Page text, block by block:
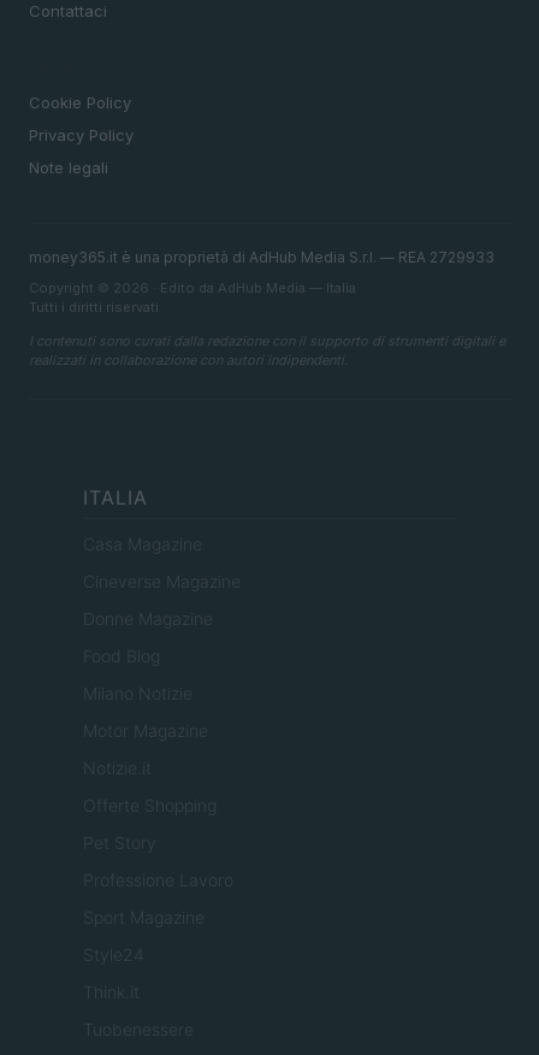
Contattaci
Cookie Policy
Privacy Policy
Note legali
money365.it è una proprietà di AdHub Media S.r.l. — REA 2729933
Copyright © 2026 · Edito da AdHub Media — Italia
Tutti i diritti riservati
I contenuti sono curati dalla redazione con il supporto di strumenti digitali e
realizzati in collaborazione con autori indipendenti.
ITALIA
Casa Magazine
Cineverse Magazine
Donne Magazine
Food Blog
Milano Notizie
Motor Magazine
Notizie.it
Offerte Shopping
Pet Story
Professione Lavoro
Sport Magazine
Style24
Think.it
Tuobenessere